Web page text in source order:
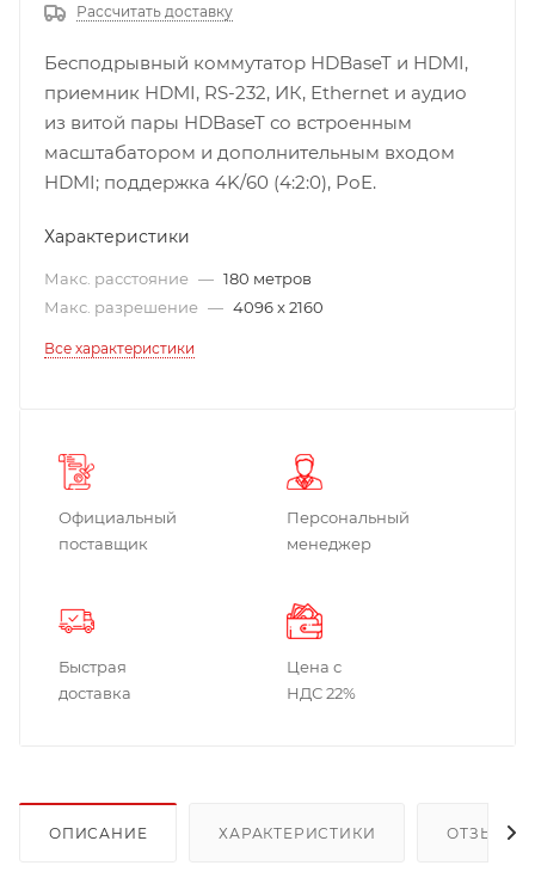
Рассчитать доставку
Бесподрывный коммутатор HDBaseT и HDMI,
приемник HDMI, RS-232, ИК, Ethernet и аудио
из витой пары HDBaseT со встроенным
масштабатором и дополнительным входом
HDMI; поддержка 4K/60 (4:2:0), PоE.
Характеристики
Макс. расстояние — 180 метров
Макс. разрешение — 4096 x 2160
Все характеристики
Официальный
поставщик
Персональный
менеджер
Быстрая
доставка
Цена с
НДС 22%
ОПИСАНИЕ ХАРАКТЕРИСТИКИ ОТЗЫВЫ